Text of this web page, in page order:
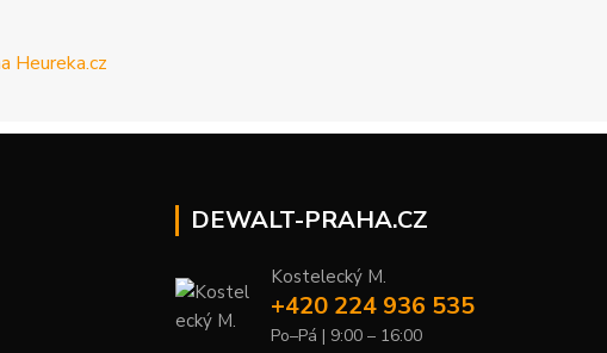
DEWALT-PRAHA.CZ
Kostelecký M.
+420 224 936 535
Po–Pá | 9:00 – 16:00